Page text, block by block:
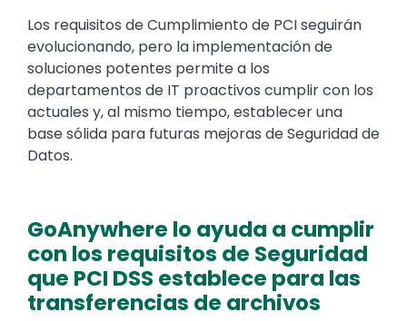
Los requisitos de Cumplimiento de PCI seguirán
evolucionando, pero la implementación de
soluciones potentes permite a los
departamentos de IT proactivos cumplir con los
actuales y, al mismo tiempo, establecer una
base sólida para futuras mejoras de Seguridad de
Datos.
GoAnywhere lo ayuda a cumplir
con los requisitos de Seguridad
que PCI DSS establece para las
transferencias de archivos